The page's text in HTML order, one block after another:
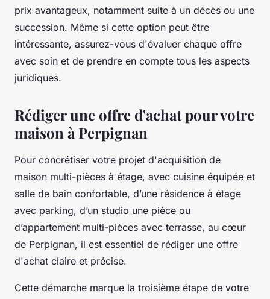
prix avantageux, notamment suite à un décès ou une
succession. Même si cette option peut être
intéressante, assurez-vous d'évaluer chaque offre
avec soin et de prendre en compte tous les aspects
juridiques.
Rédiger une offre d'achat pour votre
maison à Perpignan
Pour concrétiser votre projet d'acquisition de
maison multi-pièces à étage, avec cuisine équipée et
salle de bain confortable, d’une résidence à étage
avec parking, d’un studio une pièce ou
d’appartement multi-pièces avec terrasse, au cœur
de Perpignan, il est essentiel de rédiger une offre
d'achat claire et précise.
Cette démarche marque la troisième étape de votre